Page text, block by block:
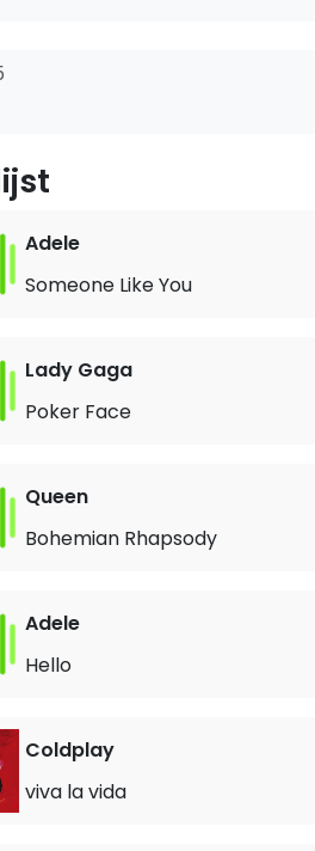
Adele
Someone Like You
Lady Gaga
Poker Face
Queen
Bohemian Rhapsody
Adele
Hello
Coldplay
viva la vida